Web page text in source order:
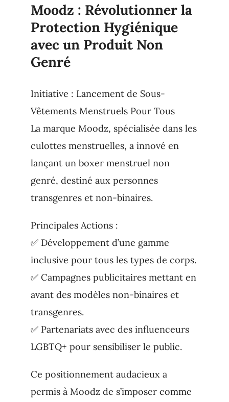
Moodz : Révolutionner la
Protection Hygiénique
avec un Produit Non
Genré
Initiative : Lancement de Sous-
Vêtements Menstruels Pour Tous
La marque Moodz, spécialisée dans les
culottes menstruelles, a innové en
lançant un boxer menstruel non
genré, destiné aux personnes
transgenres et non-binaires.
Principales Actions :
✅ Développement d’une gamme
inclusive pour tous les types de corps.
✅ Campagnes publicitaires mettant en
avant des modèles non-binaires et
transgenres.
✅ Partenariats avec des influenceurs
LGBTQ+ pour sensibiliser le public.
Ce positionnement audacieux a
permis à Moodz de s’imposer comme